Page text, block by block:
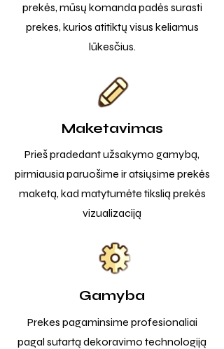
prekės, mūsų komanda padės surasti
prekes, kurios atitiktų visus keliamus
lūkesčius.
Maketavimas
Prieš pradedant užsakymo gamybą,
pirmiausia paruošime ir atsiųsime prekės
maketą, kad matytumėte tikslią prekės
vizualizaciją
Gamyba
Prekes pagaminsime profesionaliai
pagal sutartą dekoravimo technologiją